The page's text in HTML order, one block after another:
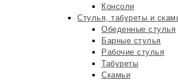
Консоли
Стулья, табуреты и
Обеденные стулья
Барные стулья
Рабочие стулья
Табуреты
Скамьи